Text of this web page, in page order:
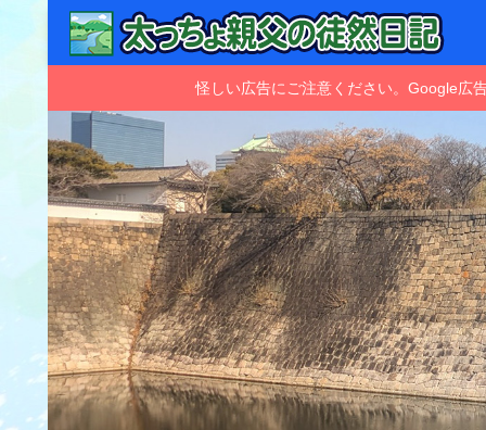
怪しい広告にご注意ください。Google広